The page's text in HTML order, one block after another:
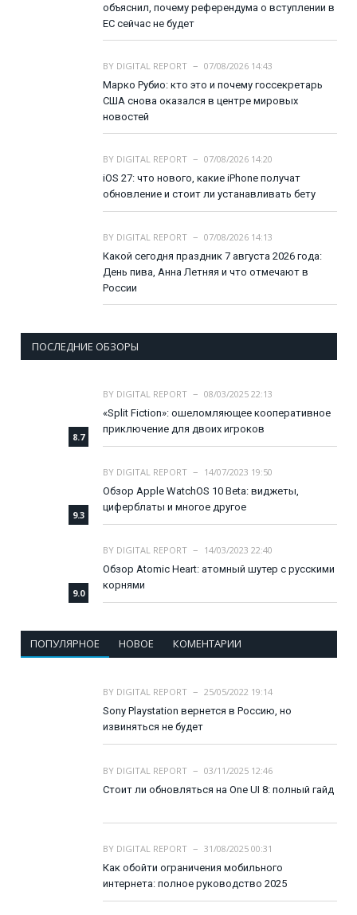
объяснил, почему референдума о вступлении в
ЕС сейчас не будет
BY DIGITAL REPORT
07/08/2026 14:43
Марко Рубио: кто это и почему госсекретарь
США снова оказался в центре мировых
новостей
BY DIGITAL REPORT
07/08/2026 14:20
iOS 27: что нового, какие iPhone получат
обновление и стоит ли устанавливать бету
BY DIGITAL REPORT
07/08/2026 14:13
Какой сегодня праздник 7 августа 2026 года:
День пива, Анна Летняя и что отмечают в
России
ПОСЛЕДНИЕ ОБЗОРЫ
8.7
BY DIGITAL REPORT
08/03/2025 22:13
«Split Fiction»: ошеломляющее кооперативное
приключение для двоих игроков
9.3
BY DIGITAL REPORT
14/07/2023 19:50
Обзор Apple WatchOS 10 Beta: виджеты,
циферблаты и многое другое
9.0
BY DIGITAL REPORT
14/03/2023 22:40
Обзор Atomic Heart: атомный шутер с русскими
корнями
ПОПУЛЯРНОЕ НОВОЕ КОМЕНТАРИИ
BY DIGITAL REPORT
25/05/2022 19:14
Sony Playstation вернется в Россию, но
извиняться не будет
BY DIGITAL REPORT
03/11/2025 12:46
Стоит ли обновляться на One UI 8: полный гайд
BY DIGITAL REPORT
31/08/2025 00:31
Как обойти ограничения мобильного
интернета: полное руководство 2025